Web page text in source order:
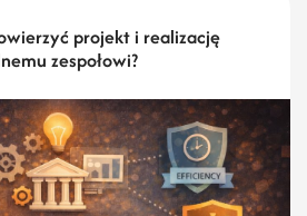
projekt i realizację
zespołowi?